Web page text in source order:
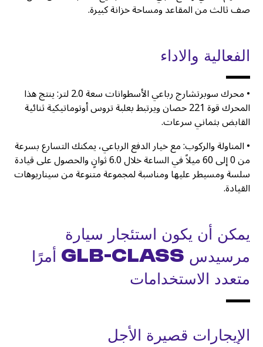
صف ثالث من المقاعد ومساحة خزانة كبيرة.
الفعالية والاداء
• محرك سوبرتشارج رباعي الأسطوانات سعة 2.0 لتر: ينتج هذا
المحرك قوة 221 حصان ويرتبط بعلبة تروس أوتوماتيكية ثنائية
القابض بثماني سرعات.
• المناولة والركوب: مع خيار الدفع الرباعي، يمكنك التسارع بسرعة
من 0 إلى 60 ميلاً في الساعة خلال 6.0 ثوانٍ والحصول على قيادة
سلسة ومسيطر عليها ومناسبة لمجموعة متنوعة من سيناريوهات
القيادة.
يمكن أن يكون استئجار سيارة
مرسيدس GLB-Class أمرًا
متعدد الاستخدامات
الإيجارات قصيرة الأجل